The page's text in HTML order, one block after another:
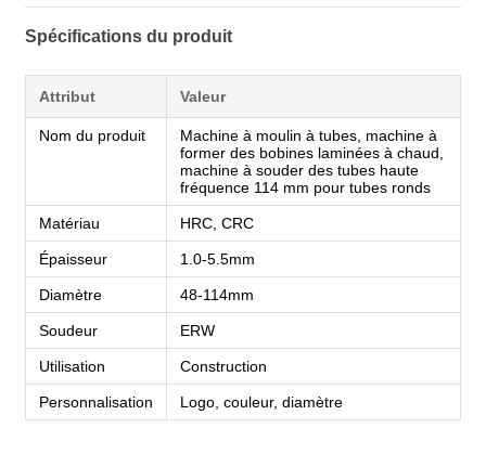
Spécifications du produit
Attribut Valeur
Nom du produit
Machine à moulin à tubes, machine à
former des bobines laminées à chaud,
machine à souder des tubes haute
fréquence 114 mm pour tubes ronds
Matériau HRC, CRC
Épaisseur 1.0-5.5mm
Diamètre 48-114mm
Soudeur ERW
Utilisation Construction
Personnalisation Logo, couleur, diamètre